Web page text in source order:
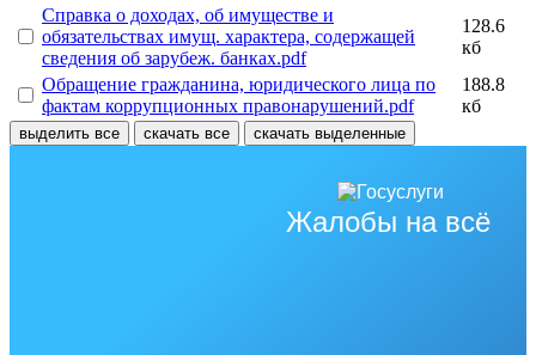
Справка о доходах, об имуществе и
обязательствах имущ. характера, содержащей
сведения об зарубеж. банках.pdf
128.6
кб
Обращение гражданина, юридического лица по
фактам коррупционных правонарушений.pdf
188.8
кб
выделить все скачать все скачать выделенные
Жалобы на всё